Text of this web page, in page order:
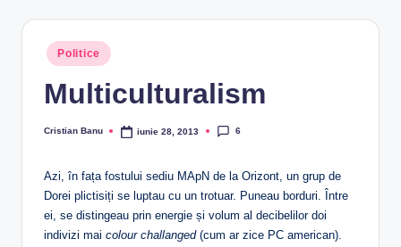
Posted
in
Politice
Multiculturalism
Posted
Cristian Banu iunie 28, 2013 6
Azi, în fața fostului sediu MApN de la Orizont, un grup de
Dorei plictisiți se luptau cu un trotuar. Puneau borduri. Între
ei, se distingeau prin energie și volum al decibelilor doi
indivizi mai colour challanged(cum ar zice PC american).